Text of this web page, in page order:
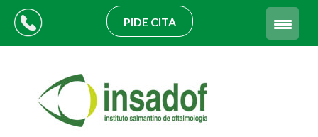
PIDE CITA